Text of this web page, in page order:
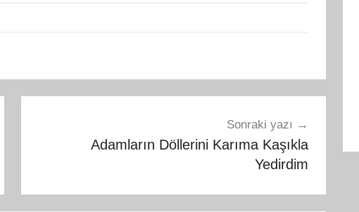
Sonraki yazı
Adamların Döllerini Karıma Kaşıkla
Yedirdim